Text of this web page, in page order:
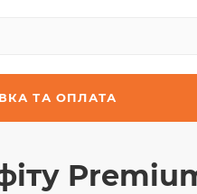
ТА ОПЛАТА